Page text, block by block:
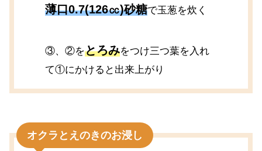
薄口0.7(126㏄)砂糖で玉葱を炊く
③、②をとろみをつけ三つ葉を入れ
て①にかけると出来上がり
オクラとえのきのお浸し